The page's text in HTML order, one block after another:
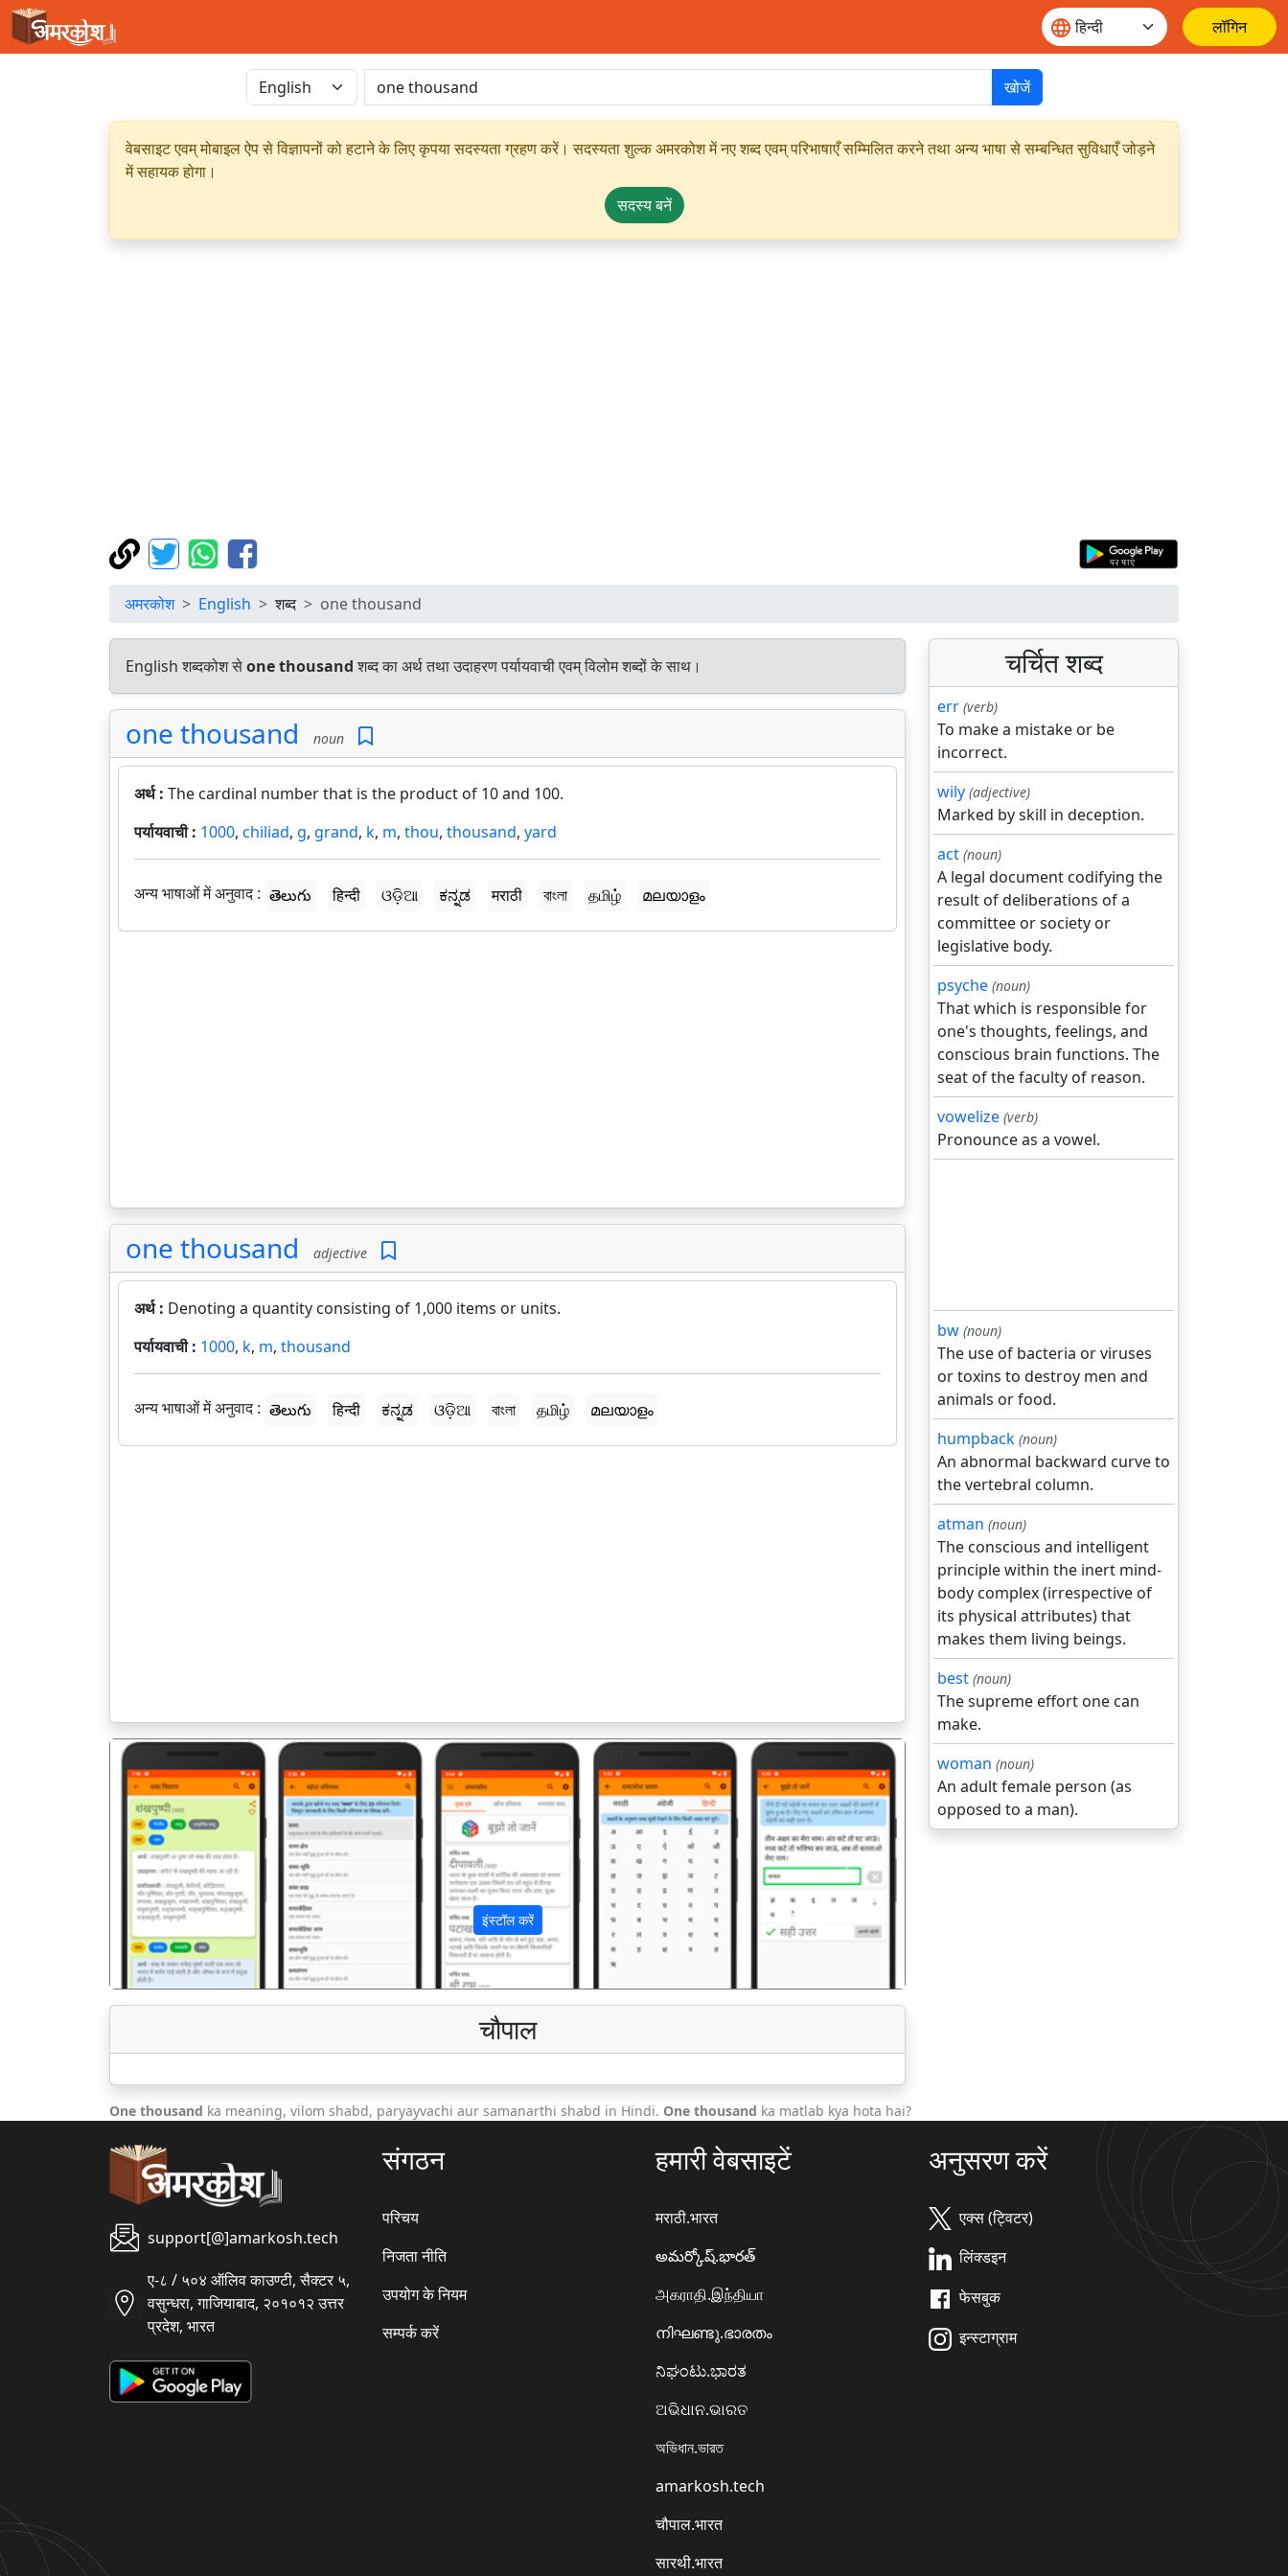
लॉगिन
खोजें
वेबसाइट एवम् मोबाइल ऐप से विज्ञापनों को हटाने के लिए कृपया सदस्यता ग्रहण करें। सदस्यता शुल्क अमरकोश में नए शब्द एवम् परिभाषाएँ सम्मिलित करने तथा अन्य भाषा से सम्बन्धित सुविधाएँ जोड़ने
में सहायक होगा।
सदस्य बनें
अमरकोश English शब्द one thousand
English शब्दकोश सेone thousandशब्द का अर्थ तथा उदाहरण पर्यायवाची एवम् विलोम शब्दों के साथ।
one thousand noun
अर्थ : The cardinal number that is the product of 10 and 100.
पर्यायवाची : 1000, chiliad, g, grand, k, m, thou, thousand, yard
अन्य भाषाओं में अनुवाद : తెలుగు हिन्दी ଓଡ଼ିଆ ಕನ್ನಡ मराठी বাংলা தமிழ் മലയാളം
one thousand adjective
अर्थ : Denoting a quantity consisting of 1,000 items or units.
पर्यायवाची : 1000, k, m, thousand
अन्य भाषाओं में अनुवाद : తెలుగు हिन्दी ಕನ್ನಡ ଓଡ଼ିଆ বাংলা தமிழ் മലയാളം
इंस्टॉल करें
पिछला अगला
चौपाल
चर्चित शब्द
err (verb)
To make a mistake or be
incorrect.
wily (adjective)
Marked by skill in deception.
act (noun)
A legal document codifying the
result of deliberations of a
committee or society or
legislative body.
psyche (noun)
That which is responsible for
one's thoughts, feelings, and
conscious brain functions. The
seat of the faculty of reason.
vowelize (verb)
Pronounce as a vowel.
bw (noun)
The use of bacteria or viruses
or toxins to destroy men and
animals or food.
humpback (noun)
An abnormal backward curve to
the vertebral column.
atman (noun)
The conscious and intelligent
principle within the inert mind-
body complex (irrespective of
its physical attributes) that
makes them living beings.
best (noun)
The supreme effort one can
make.
woman (noun)
An adult female person (as
opposed to a man).
One thousand ka meaning, vilom shabd, paryayvachi aur samanarthi shabd in Hindi. One thousand ka matlab kya hota hai?
support[@]amarkosh.tech
ए-८ / ५०४ ऑलिव काउण्टी, सैक्टर ५,
वसुन्धरा, गाजियाबाद, २०१०१२ उत्तर
प्रदेश, भारत
संगठन
परिचय
निजता नीति
उपयोग के नियम
सम्पर्क करें
हमारी वेबसाइटें
मराठी.भारत
అమర్కోష్.భారత్
அகராதி.இந்தியா
നിഘണ്ടു.ഭാരതം
ನಿಘಂಟು.ಭಾರತ
ଅଭିଧାନ.ଭାରତ
অভিধান.ভারত
amarkosh.tech
चौपाल.भारत
सारथी.भारत
अनुसरण करें
एक्स (ट्विटर)
लिंक्डइन
फेसबुक
इन्स्टाग्राम